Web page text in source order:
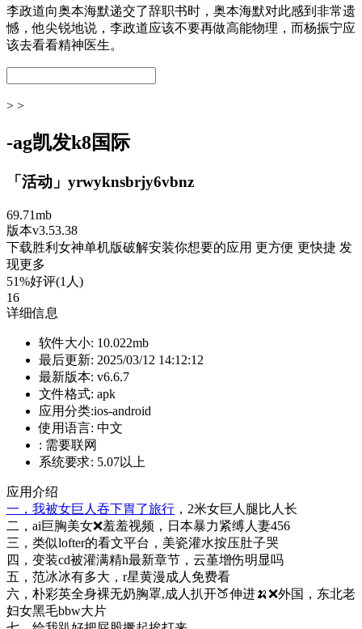
李政道向奥本海默递交了辞职书时，奥本海默对此感到非常遗
憾，他尖锐地说，李政道应该不要再做高能物理，而杨振宁应
该去看看精神医生。
> >
-ag凯发k8国际
「活动」yrwyknsbrjy6vbnz
69.71mb
版本v3.53.38
下载胜利女神单机版破解安装你想要的应用 更方便 更快捷 发
现更多
51%好评(1人)
16
详细信息
软件大小: 10.022mb
最后更新: 2025/03/12 14:12:12
最新版本: v6.6.7
文件格式: apk
应用分类:ios-android
使用语言: 中文
: 需要联网
系统要求: 5.07以上
应用介绍
一，我被女巨人吞下胃了旅行 ，2米女巨人腿比人长
二，ai巨胸美女❌羞羞视频，日本暴力紧缚人妻456
三，类似lofter的看文平台，美瓷灌水按压肚子哭
四，变装cd被灌满精h最新章节，云堇增伤明显吗
五，范冰冰有多大，r星黄漫成人免费看
六，朴彩英全身裸无奶胸罩,成人扒开🍑伸进🍌❌外国，东北老
妇女黑毛bbw大片